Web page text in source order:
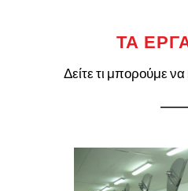
ΤΑ
Δείτε τι μπορούμε